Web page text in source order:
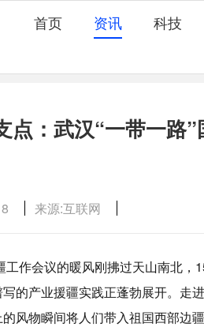
首页 资讯 科技
点：武汉“一带一路
来源:互联网
工作会议的暖风刚拂过天山南北
的产业援疆实践正蓬勃展开。走
的风物瞬间将人们带入祖国西部